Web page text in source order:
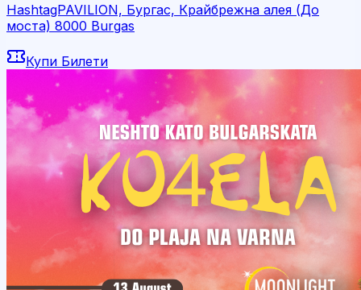
HashtagPAVILION, Бургас, Крайбрежна алея (До
моста) 8000 Burgas
Купи Билети